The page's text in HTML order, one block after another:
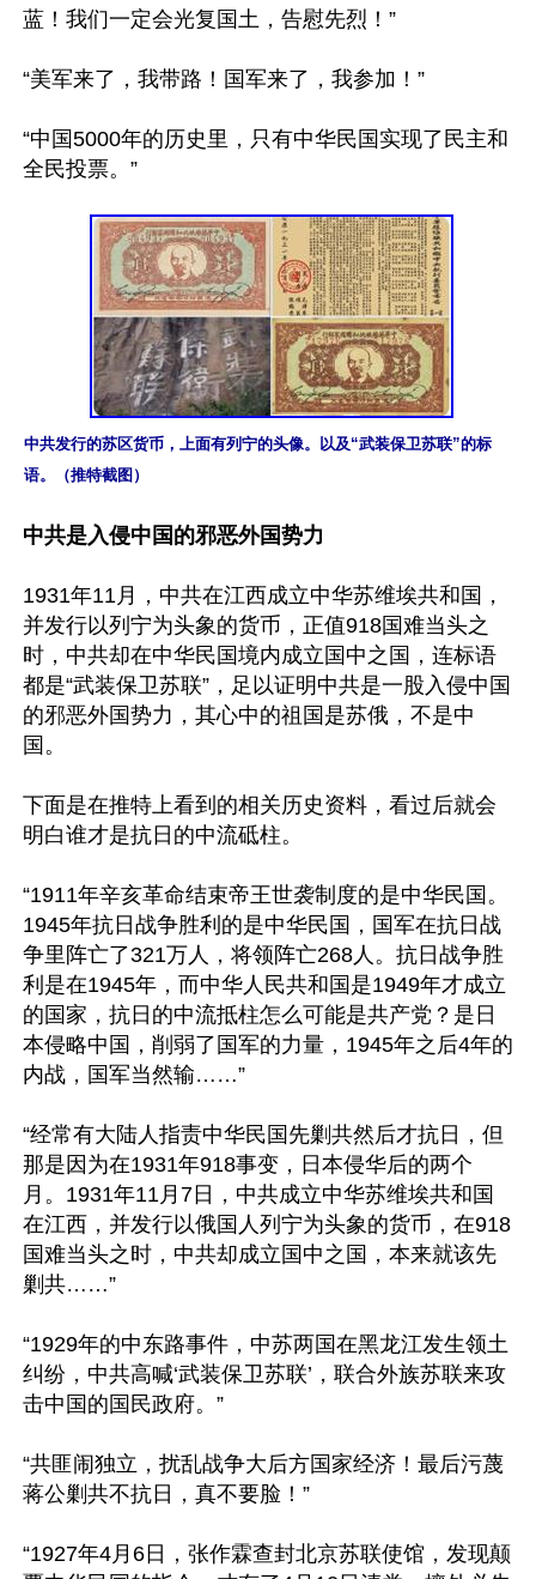
蓝！我们一定会光复国土，告慰先烈！”
“美军来了，我带路！国军来了，我参加！”
“中国5000年的历史里，只有中华民国实现了民主和
全民投票。”
中共发行的苏区货币，上面有列宁的头像。以及“武装保卫苏联”的标
语。（推特截图）
中共是入侵中国的邪恶外国势力
1931年11月，中共在江西成立中华苏维埃共和国，
并发行以列宁为头象的货币，正值918国难当头之
时，中共却在中华民国境内成立国中之国，连标语
都是“武装保卫苏联”，足以证明中共是一股入侵中国
的邪恶外国势力，其心中的祖国是苏俄，不是中
国。
下面是在推特上看到的相关历史资料，看过后就会
明白谁才是抗日的中流砥柱。
“1911年辛亥革命结束帝王世袭制度的是中华民国。
1945年抗日战争胜利的是中华民国，国军在抗日战
争里阵亡了321万人，将领阵亡268人。抗日战争胜
利是在1945年，而中华人民共和国是1949年才成立
的国家，抗日的中流抵柱怎么可能是共产党？是日
本侵略中国，削弱了国军的力量，1945年之后4年的
内战，国军当然输……”
“经常有大陆人指责中华民国先剿共然后才抗日，但
那是因为在1931年918事变，日本侵华后的两个
月。1931年11月7日，中共成立中华苏维埃共和国
在江西，并发行以俄国人列宁为头象的货币，在918
国难当头之时，中共却成立国中之国，本来就该先
剿共……”
“1929年的中东路事件，中苏两国在黑龙江发生领土
纠纷，中共高喊‘武装保卫苏联’，联合外族苏联来攻
击中国的国民政府。”
“共匪闹独立，扰乱战争大后方国家经济！最后污蔑
蒋公剿共不抗日，真不要脸！”
“1927年4月6日，张作霖查封北京苏联使馆，发现颠